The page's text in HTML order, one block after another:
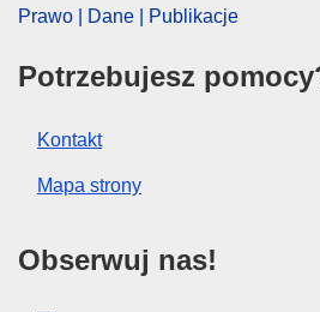
Prawo | Dane | Publikacje
Potrzebujesz
Kontakt
Mapa strony
Obserwuj nas!